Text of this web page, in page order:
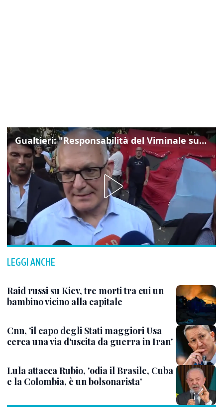
Gualtieri: "Responsabilità del Viminale su Spin Time? La posizione dei partiti è nota"
LEGGI ANCHE
Raid russi su Kiev, tre morti tra cui un
bambino vicino alla capitale
Cnn, 'il capo degli Stati maggiori Usa
cerca una via d'uscita da guerra in Iran'
Lula attacca Rubio, 'odia il Brasile, Cuba
e la Colombia, è un bolsonarista'